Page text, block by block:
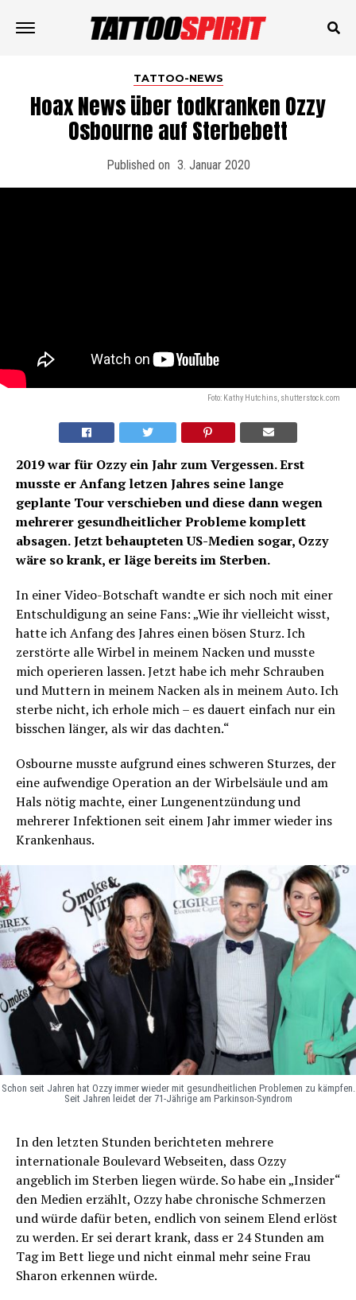
TATTOO-NEWS
Hoax News über todkranken Ozzy
Osbourne auf Sterbebett
Published on 3. Januar 2020
Foto: Kathy Hutchins, shutterstock.com
2019 war für Ozzy ein Jahr zum Vergessen. Erst
musste er Anfang letzen Jahres seine lange
geplante Tour verschieben und diese dann wegen
mehrerer gesundheitlicher Probleme komplett
absagen.Jetzt behaupteten US-Medien sogar, Ozzy
wäre so krank, er läge bereits im Sterben.
In einer Video-Botschaft wandte er sich noch mit einer
Entschuldigung an seine Fans: „Wie ihr vielleicht wisst,
hatte ich Anfang des Jahres einen bösen Sturz. Ich
zerstörte alle Wirbel in meinem Nacken und musste
mich operieren lassen. Jetzt habe ich mehr Schrauben
und Muttern in meinem Nacken als in meinem Auto. Ich
sterbe nicht, ich erhole mich – es dauert einfach nur ein
bisschen länger, als wir das dachten.“
Osbourne musste aufgrund eines schweren Sturzes, der
eine aufwendige Operation an der Wirbelsäule und am
Hals nötig machte, einer Lungenentzündung und
mehrerer Infektionen seit einem Jahr immer wieder ins
Krankenhaus.
Schon seit Jahren hat Ozzy immer wieder mit gesundheitlichen Problemen zu kämpfen.
Seit Jahren leidet der 71-Jährige am Parkinson-Syndrom
In den letzten Stunden berichteten mehrere
internationale Boulevard Webseiten, dass Ozzy
angeblich im Sterben liegen würde. So habe ein „Insider“
den Medien erzählt, Ozzy habe chronische Schmerzen
und würde dafür beten, endlich von seinem Elend erlöst
zu werden. Er sei derart krank, dass er 24 Stunden am
Tag im Bett liege und nicht einmal mehr seine Frau
Sharon erkennen würde.